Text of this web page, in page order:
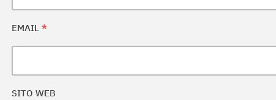
EMAIL *
SITO WEB